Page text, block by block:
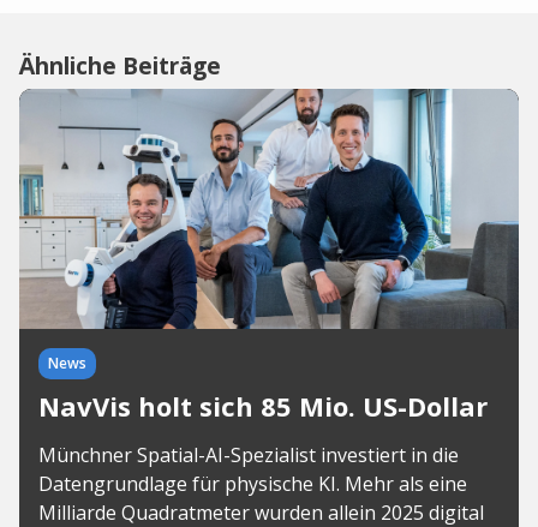
Ähnliche Beiträge
News
NavVis holt sich 85 Mio. US-Dollar
Münchner Spatial-AI-Spezialist investiert in die
Datengrundlage für physische KI. Mehr als eine
Milliarde Quadratmeter wurden allein 2025 digital